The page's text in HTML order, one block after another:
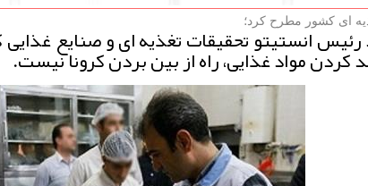
ای كشور مطرح كرد؛
انستیتو تحقیقات تغذیه ای و صنایع
مواد غذایی، راه از بین بردن کرونا نیست.